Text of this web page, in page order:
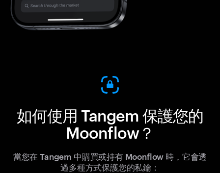
如何使用 Tangem 保護您的
Moonflow？
當您在 Tangem 中購買或持有 Moonflow 時，它會透
過多種方式保護您的私鑰：